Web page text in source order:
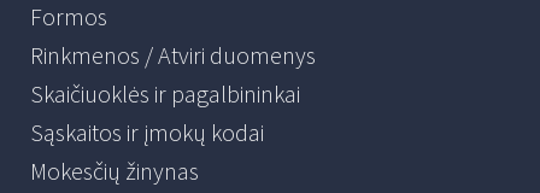
Formos
Rinkmenos / Atviri duomenys
Skaičiuoklės ir pagalbininkai
Sąskaitos ir įmokų kodai
Mokesčių žinynas